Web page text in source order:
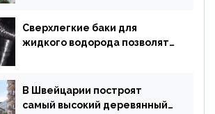
Сверхлегкие баки для
жидкого водорода позволят
В Швейцарии построят
самый высокий деревянный